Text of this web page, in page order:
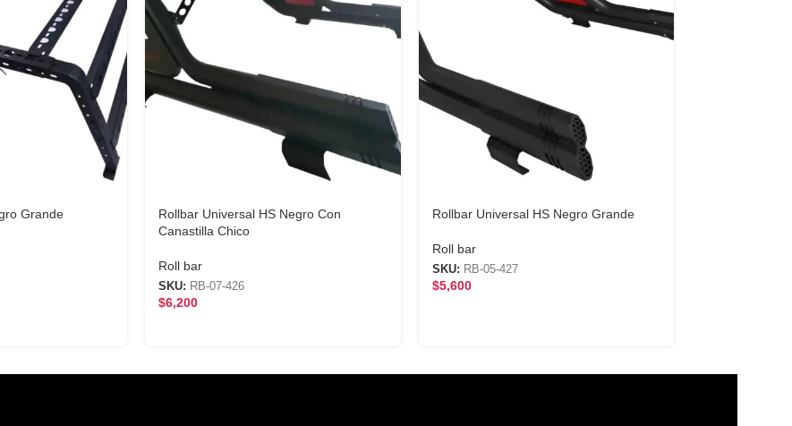
Grande
Rollbar Universal HS Negro Con
Canastilla Chico
Roll bar
SKU: RB-07-426
$6,200
Rollbar Universal HS Negro Grande
Roll bar
SKU: RB-05-427
$5,600